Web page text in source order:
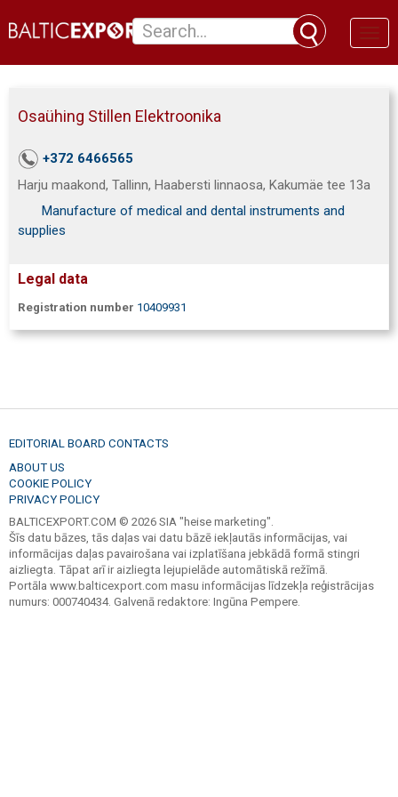
Osaühing Stillen Elektroonika
+372 6466565
Harju maakond, Tallinn, Haabersti linnaosa, Kakumäe tee 13a
Manufacture of medical and dental instruments and
supplies
Legal data
Registration number 10409931
EDITORIAL BOARD CONTACTS
ABOUT US
COOKIE POLICY
PRIVACY POLICY
BALTICEXPORT.COM © 2026 SIA "heise marketing".
Šīs datu bāzes, tās daļas vai datu bāzē iekļautās informācijas, vai
informācijas daļas pavairošana vai izplatīšana jebkādā formā stingri
aizliegta. Tāpat arī ir aizliegta lejupielāde automātiskā režīmā.
Portāla www.balticexport.com masu informācijas līdzekļa reģistrācijas
numurs: 000740434. Galvenā redaktore: Ingūna Pempere.